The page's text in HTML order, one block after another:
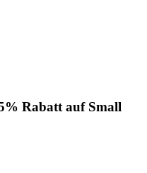
Rabatt auf Small